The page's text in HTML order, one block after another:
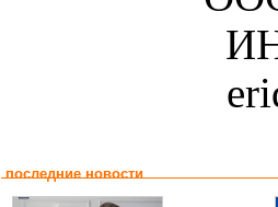
последние новости